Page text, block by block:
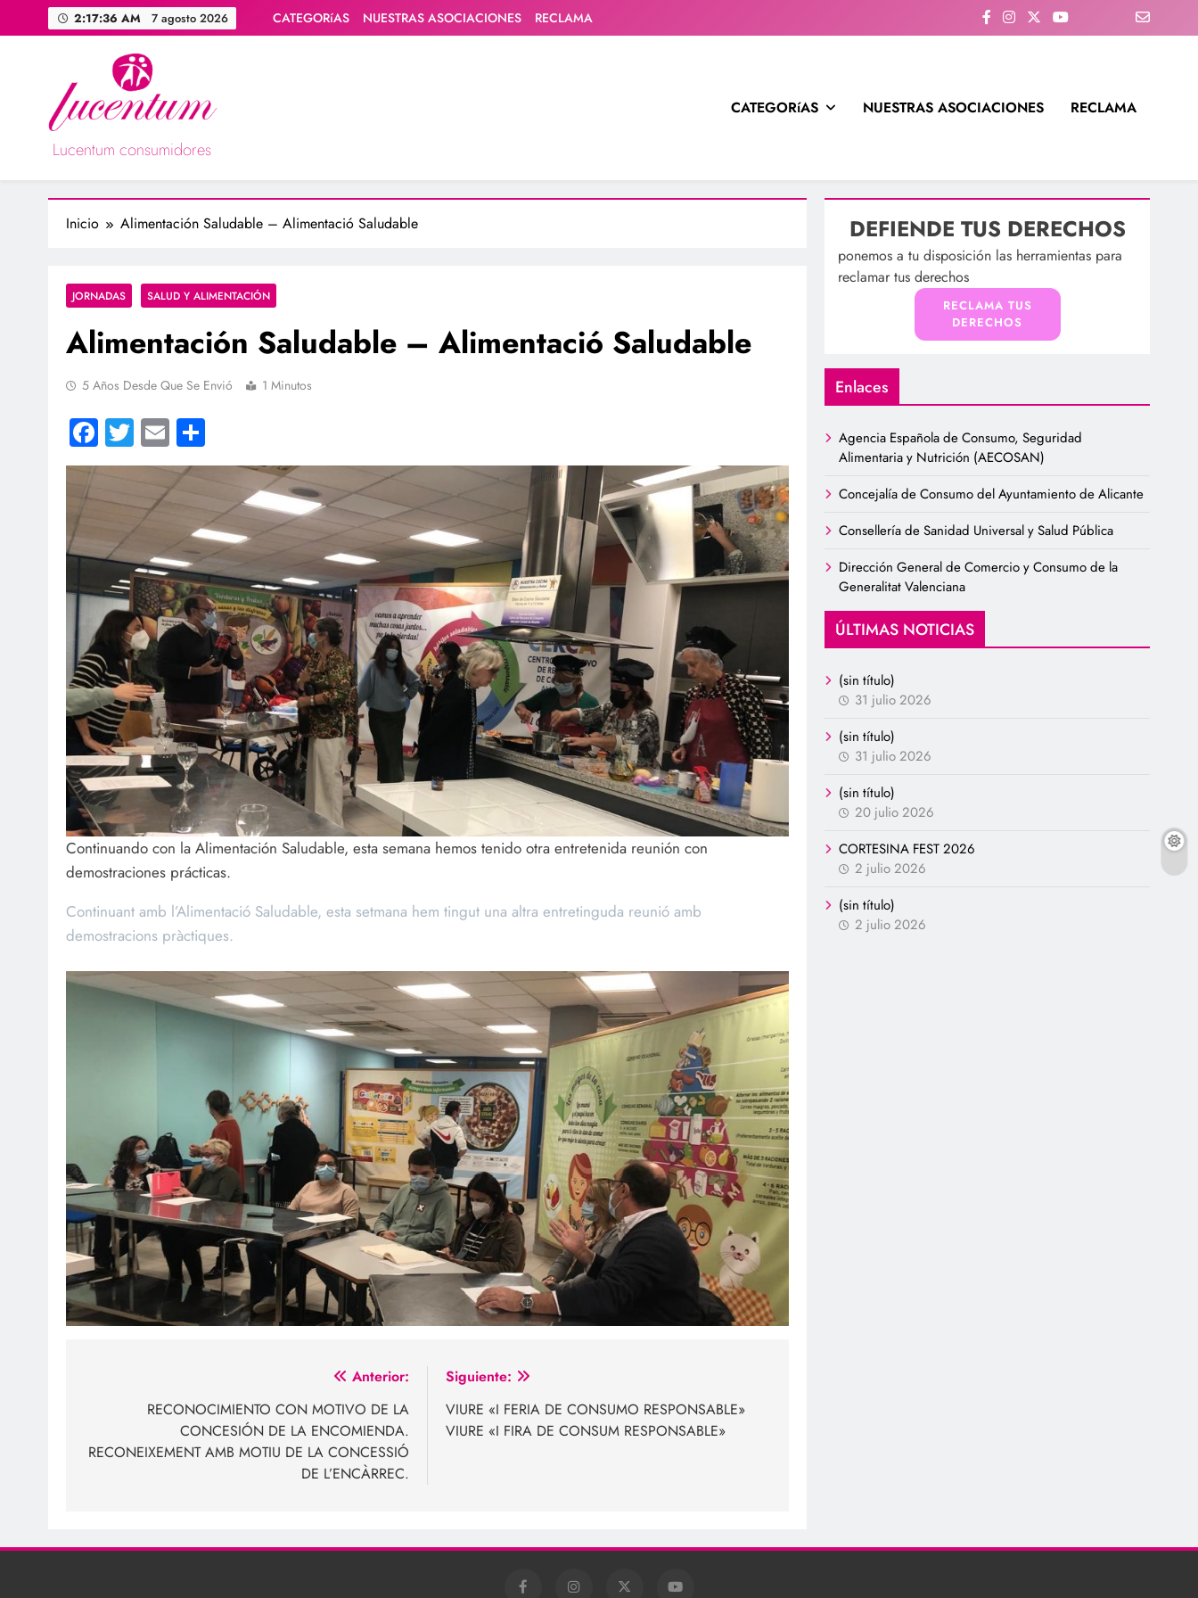
al
2:17:37 AM 7 agosto 2026 CATEGORíAS NUESTRAS ASOCIACIONES RECLAMA
Lucentum consumidores
Asociación de consumidores / consumidoras Lucentum
CATEGORíAS NUESTRAS ASOCIACIONES RECLAMA
Inicio Alimentación Saludable – Alimentació Saludable
JORNADAS SALUD Y ALIMENTACIÓN
Alimentación Saludable – Alimentació Saludable
5 Años Desde Que Se Envió 1 Minutos
Facebook
Twitter
Email
Continuando con la Alimentación Saludable, esta semana hemos tenido otra entretenida reunión con
demostraciones prácticas.
Continuant amb l’Alimentació Saludable, esta setmana hem tingut una altra entretinguda reunió amb
demostracions pràctiques.
entradas
Anterior:
RECONOCIMIENTO CON MOTIVO DE LA
CONCESIÓN DE LA ENCOMIENDA.
RECONEIXEMENT AMB MOTIU DE LA CONCESSIÓ
DE L’ENCÀRREC.
Siguiente:
VIURE «I FERIA DE CONSUMO RESPONSABLE»
VIURE «I FIRA DE CONSUM RESPONSABLE»
DEFIENDE TUS DERECHOS
ponemos a tu disposición las herramientas para
reclamar tus derechos
RECLAMA TUS
DERECHOS
Enlaces
Agencia Española de Consumo, Seguridad
Alimentaria y Nutrición (AECOSAN)
Concejalía de Consumo del Ayuntamiento de Alicante
Consellería de Sanidad Universal y Salud Pública
Dirección General de Comercio y Consumo de la
Generalitat Valenciana
ÚLTIMAS NOTICIAS
(sin título)
31 julio 2026
(sin título)
31 julio 2026
(sin título)
20 julio 2026
CORTESINA FEST 2026
2 julio 2026
(sin título)
2 julio 2026